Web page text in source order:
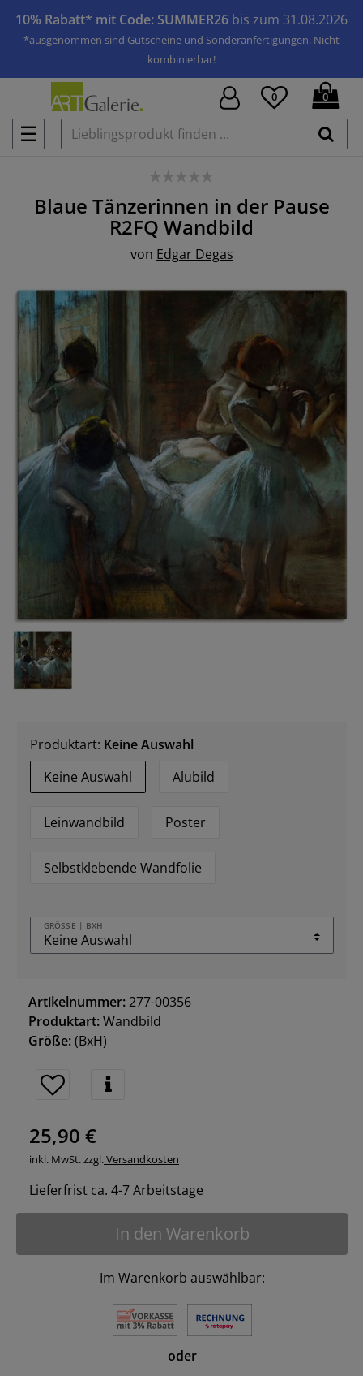
10% Rabatt* mit Code: SUMMER26 bis zum 31.08.2026
*ausgenommen sind Gutscheine und Sonderanfertigungen. Nicht
kombinierbar!
☰
0 0
Blaue Tänzerinnen in der Pause
R2FQ Wandbild
von Edgar Degas
Produktart: Keine Auswahl
Keine Auswahl
Alubild
Leinwandbild Poster
Selbstklebende Wandfolie
GRÖSSE | BXH
Artikelnummer:277-00356
Produktart:Wandbild
Größe:(BxH)
25,90 €
inkl. MwSt. zzgl.Versandkosten
Lieferfrist ca. 4-7 Arbeitstage
In den Warenkorb
Im Warenkorb auswählbar:
oder